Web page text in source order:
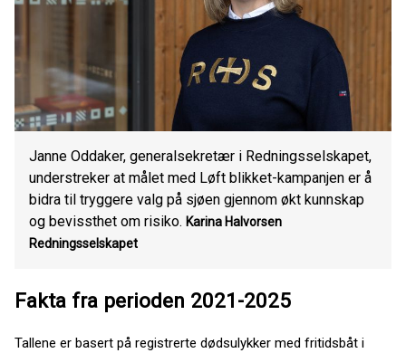
Janne Oddaker, generalsekretær i Redningsselskapet,
understreker at målet med Løft blikket-kampanjen er å
bidra til tryggere valg på sjøen gjennom økt kunnskap
og bevissthet om risiko. Karina Halvorsen
Redningsselskapet
Fakta fra perioden 2021-2025
Tallene er basert på registrerte dødsulykker med fritidsbåt i